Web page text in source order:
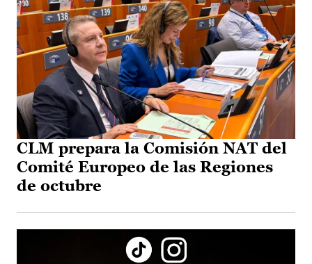
CLM prepara la Comisión NAT del
Comité Europeo de las Regiones
de octubre